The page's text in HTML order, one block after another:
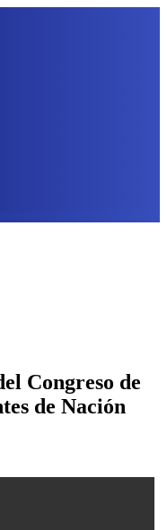
Congreso de
de Nación